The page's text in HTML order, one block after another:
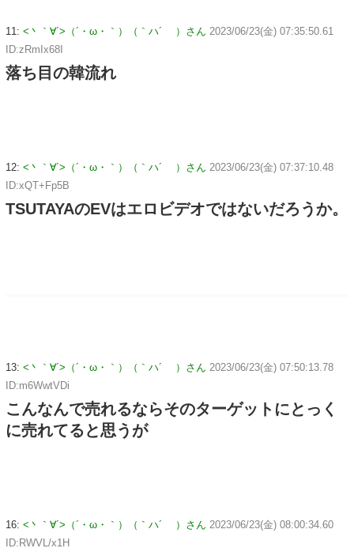
11: <丶｀∀´>（´・ω・｀）（｀ハ´ ）さん 2023/06/23(金) 07:35:50.61
ID:zRmIx68I
落ち目の韓流れ
12: <丶｀∀´>（´・ω・｀）（｀ハ´ ）さん 2023/06/23(金) 07:37:10.48
ID:xQT+Fp5B
TSUTAYAのEVはエロビデオではないだろうか。
13: <丶｀∀´>（´・ω・｀）（｀ハ´ ）さん 2023/06/23(金) 07:50:13.78
ID:m6WwtVDi
こんなんで売れるならそのターゲットにとっく
に売れてると思うが
16: <丶｀∀´>（´・ω・｀）（｀ハ´ ）さん 2023/06/23(金) 08:00:34.60
ID:RWVL/x1H